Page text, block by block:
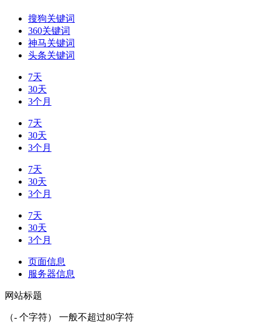
搜狗关键词
360关键词
神马关键词
头条关键词
7天
30天
3个月
7天
30天
3个月
7天
30天
3个月
7天
30天
3个月
页面信息
服务器信息
网站标题
（- 个字符） 一般不超过80字符